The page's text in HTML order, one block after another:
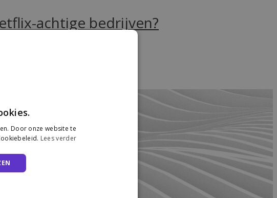
achtige bedrijven?
EU-landen....
Door onze website te
Lees verder